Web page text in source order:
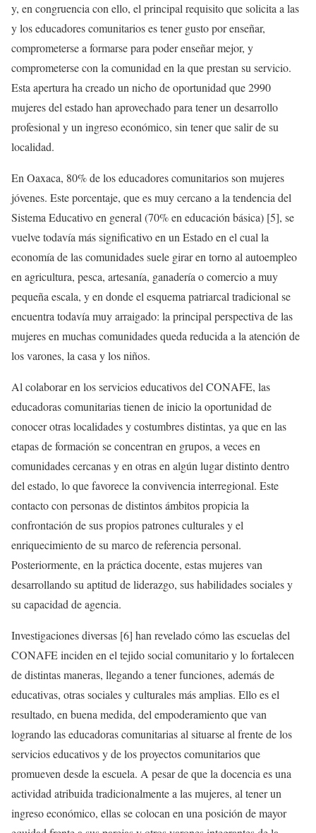
y, en congruencia con ello, el principal requisito que solicita a las
y los educadores comunitarios es tener gusto por enseñar,
comprometerse a formarse para poder enseñar mejor, y
comprometerse con la comunidad en la que prestan su servicio.
Esta apertura ha creado un nicho de oportunidad que 2990
mujeres del estado han aprovechado para tener un desarrollo
profesional y un ingreso económico, sin tener que salir de su
localidad.
En Oaxaca, 80% de los educadores comunitarios son mujeres
jóvenes. Este porcentaje, que es muy cercano a la tendencia del
Sistema Educativo en general (70% en educación básica) [5], se
vuelve todavía más significativo en un Estado en el cual la
economía de las comunidades suele girar en torno al autoempleo
en agricultura, pesca, artesanía, ganadería o comercio a muy
pequeña escala, y en donde el esquema patriarcal tradicional se
encuentra todavía muy arraigado: la principal perspectiva de las
mujeres en muchas comunidades queda reducida a la atención de
los varones, la casa y los niños.
Al colaborar en los servicios educativos del CONAFE, las
educadoras comunitarias tienen de inicio la oportunidad de
conocer otras localidades y costumbres distintas, ya que en las
etapas de formación se concentran en grupos, a veces en
comunidades cercanas y en otras en algún lugar distinto dentro
del estado, lo que favorece la convivencia interregional. Este
contacto con personas de distintos ámbitos propicia la
confrontación de sus propios patrones culturales y el
enriquecimiento de su marco de referencia personal.
Posteriormente, en la práctica docente, estas mujeres van
desarrollando su aptitud de liderazgo, sus habilidades sociales y
su capacidad de agencia.
Investigaciones diversas [6] han revelado cómo las escuelas del
CONAFE inciden en el tejido social comunitario y lo fortalecen
de distintas maneras, llegando a tener funciones, además de
educativas, otras sociales y culturales más amplias. Ello es el
resultado, en buena medida, del empoderamiento que van
logrando las educadoras comunitarias al situarse al frente de los
servicios educativos y de los proyectos comunitarios que
promueven desde la escuela. A pesar de que la docencia es una
actividad atribuida tradicionalmente a las mujeres, al tener un
ingreso económico, ellas se colocan en una posición de mayor